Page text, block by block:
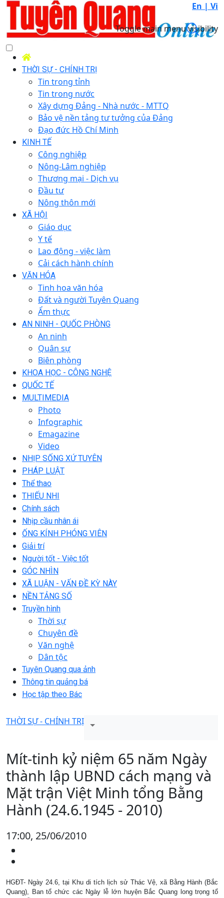
En | Vi
Toggle main menu visibility
THỜI SỰ - CHÍNH TRỊ
Tin trong tỉnh
Tin trong nước
Xây dựng Đảng - Nhà nước - MTTQ
Bảo vệ nền tảng tư tưởng của Đảng
Đạo đức Hồ Chí Minh
KINH TẾ
Công nghiệp
Nông-Lâm nghiệp
Thương mại - Dịch vụ
Đầu tư
Nông thôn mới
XÃ HỘI
Giáo dục
Y tế
Lao động - việc làm
Cải cách hành chính
VĂN HÓA
Tinh hoa văn hóa
Đất và người Tuyên Quang
Ẩm thực
AN NINH - QUỐC PHÒNG
An ninh
Quân sự
Biên phòng
KHOA HỌC - CÔNG NGHỆ
QUỐC TẾ
MULTIMEDIA
Photo
Infographic
Emagazine
Video
NHỊP SỐNG XỨ TUYÊN
PHÁP LUẬT
Thể thao
THIẾU NHI
Chính sách
Nhịp cầu nhân ái
ỐNG KÍNH PHÓNG VIÊN
Giải trí
Người tốt - Việc tốt
GÓC NHÌN
XÃ LUẬN - VẤN ĐỀ KỲ NÀY
NỀN TẢNG SỐ
Truyền hình
Thời sự
Chuyên đề
Văn nghệ
Dân tộc
Tuyên Quang qua ảnh
Thông tin quảng bá
Học tập theo Bác
THỜI SỰ - CHÍNH TRỊ
Mít-tinh kỷ niệm 65 năm Ngày
thành lập UBND cách mạng và
Mặt trận Việt Minh tổng Bằng
Hành (24.6.1945 - 2010)
17:00, 25/06/2010
HGĐT- Ngày 24.6, tại Khu di tích lịch sử Thác Vệ, xã Bằng Hành (Bắc
Quang), Ban tổ chức các Ngày lễ lớn huyện Bắc Quang long trọng tổ